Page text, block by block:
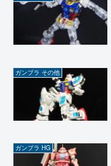
ガンプラ その他
ガンプラ HG